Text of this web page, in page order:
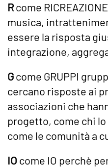
Rcome
musica,
essere la risposta
integrazione,
Gcome GRUPPI
cercano risposte ai
associazioni che
progetto, come chi
come le comunità a
IO come IO perchè